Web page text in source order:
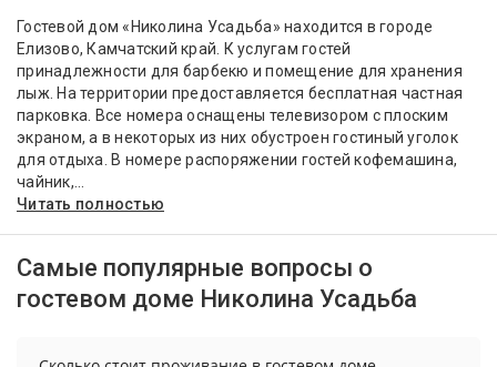
Гостевой дом «Николина Усадьба» находится в городе
Елизово, Камчатский край. К услугам гостей
принадлежности для барбекю и помещение для хранения
лыж. На территории предоставляется бесплатная частная
парковка. Все номера оснащены телевизором с плоским
экраном, а в некоторых из них обустроен гостиный уголок
для отдыха. В номере распоряжении гостей кофемашина,
чайник,...
Читать полностью
Самые популярные вопросы о
гостевом доме Николина Усадьба